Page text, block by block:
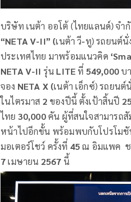
บริษัท เนต้า ออโต้ (ไทยแลนด์) จำ
“NETA V-II” (เนต้า วี-ทู) รถยนต์นั่
ประเทศไทย มาพร้อมแนวคิด
NETA V-II รุ่น LITE ที่ 549,000 บ
จอง NETA X (เนต้า เอ็กซ์) รถยน
ในไตรมาส 2 ของปีนี้ ตั้งเป้าสิ้นปี
ไทย 30,000 คัน ผู้ที่สนใจสามารถ
หน้าไปอีกขั้น พร้อมพบกับโปรโม
มอเตอร์โชว์ ครั้งที่ 45ณ อิมแพค ช
7 เมษายน 2567 นี้